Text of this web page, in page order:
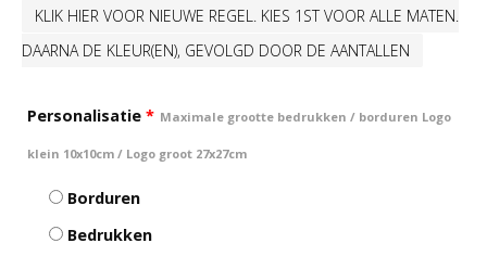
KLIK HIER VOOR NIEUWE REGEL. KIES 1ST VOOR ALLE MATEN.
DAARNA DE KLEUR(EN), GEVOLGD DOOR DE AANTALLEN
Personalisatie * Maximale grootte bedrukken / borduren Logo
klein 10x10cm / Logo groot 27x27cm
Borduren
Bedrukken